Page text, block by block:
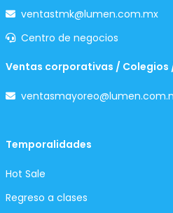
ventastmk@lumen.com.mx
Centro de negocios
Ventas corporativas / Colegios
Temporalidades
Hot Sale
Regreso a clases